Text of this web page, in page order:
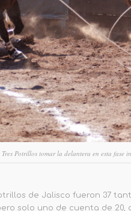
Potrillos tomar la delantera en esta fase
de Jalisco fueron 37
solo uno de cuenta de